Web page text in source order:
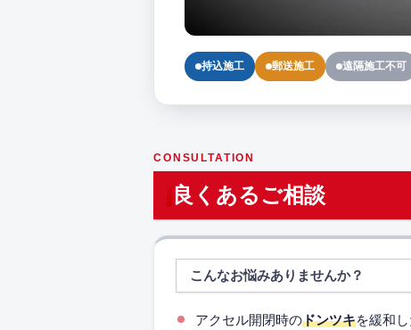
持込施工 郵送施工 遠隔施工不可
CONSULTATION
良くあるご相談
こんなお悩みありませんか？
アクセル開閉時のドンツキを緩和